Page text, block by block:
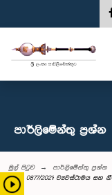
පාර්ලි‌මේන්තු‌ ප්‍රශ්න
මුල් පිටුව
පාර්ලි‌මේන්තු‌ ප්‍රශ්න
0877/2021: ව්‍යවස්ථාමය